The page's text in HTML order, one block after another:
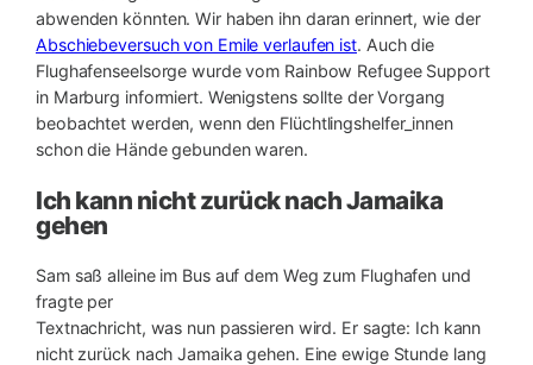
abwenden könnten. Wir haben ihn daran erinnert, wie der
Abschiebeversuch von Emile verlaufen ist. Auch die
Flughafenseelsorge wurde vom Rainbow Refugee Support
in Marburg informiert. Wenigstens sollte der Vorgang
beobachtet werden, wenn den Flüchtlingshelfer_innen
schon die Hände gebunden waren.
Ich kann nicht zurück nach Jamaika
gehen
Sam saß alleine im Bus auf dem Weg zum Flughafen und
fragte per
Textnachricht, was nun passieren wird. Er sagte: Ich kann
nicht zurück nach Jamaika gehen. Eine ewige Stunde lang